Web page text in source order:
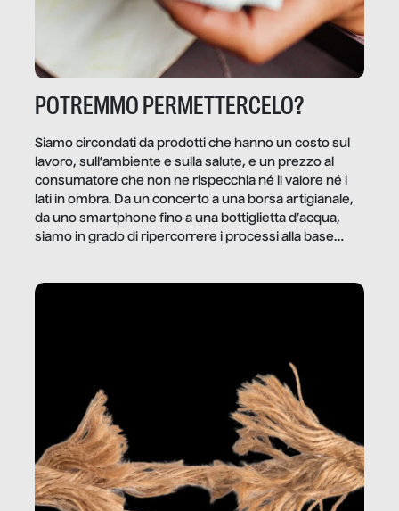
POTREMMO PERMETTERCELO?
Siamo circondati da prodotti che hanno un costo sul
lavoro, sull’ambiente e sulla salute, e un prezzo al
consumatore che non ne rispecchia né il valore né i
lati in ombra. Da un concerto a una borsa artigianale,
da uno smartphone fino a una bottiglietta d’acqua,
siamo in grado di ripercorrere i processi alla base
dietro gli oggetti e i servizi che fanno la nostra vita